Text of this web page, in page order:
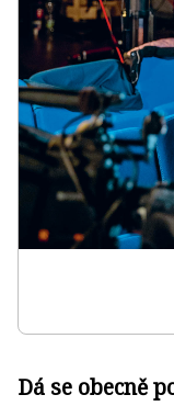
Dá se obecně